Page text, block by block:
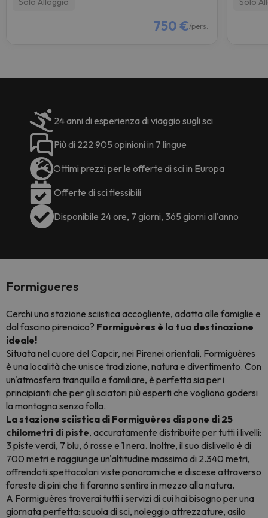
750 €/pers.
24 anni di esperienza di viaggio sugli sci
Più di 222.905 opinioni in 7 lingue
Ottimi prezzi per le offerte di sci in Europa
Offerte di sci flessibili
Disponibile 24 ore, 7 giorni, 365 giorni all'anno
Formigueres
Cerchi una stazione sciistica accogliente, adatta alle famiglie e
dal fascino pirenaico? Formiguères è la tua destinazione
ideale!
Situata nel cuore del Capcir, nei Pirenei orientali, Formiguères
è una località che unisce tradizione, natura e divertimento. Con
un'atmosfera tranquilla e familiare, è perfetta sia per i
principianti che per gli sciatori più esperti che vogliono godersi
la montagna senza folla.
La stazione sciistica di Formiguères dispone di 25
chilometri di piste, accuratamente distribuite per tutti i livelli:
3 piste verdi, 7 blu, 6 rosse e 1 nera. Inoltre, il suo dislivello è di
700 metri e raggiunge un'altitudine massima di 2.340 metri,
offrendoti spettacolari viste panoramiche e discese attraverso
foreste di pini che ti faranno sentire in mezzo alla natura.
A Formiguères troverai tutti i servizi di cui hai bisogno per una
giornata perfetta: scuola di sci, noleggio attrezzature, asilo